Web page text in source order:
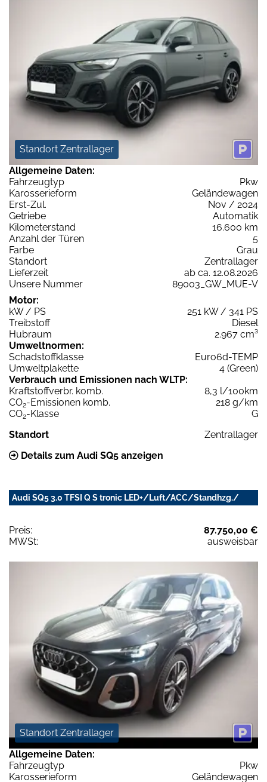
Standort Zentrallager
Allgemeine Daten:
Fahrzeugtyp
Pkw
Karosserieform
Geländewagen
Erst-Zul.
Nov / 2024
Getriebe
Automatik
Kilometerstand
16.600 km
Anzahl der Türen
5
Farbe
Grau
Standort
Zentrallager
Lieferzeit
ab ca. 12.08.2026
Unsere Nummer
89003_GW_MUE-V
Motor:
kW / PS
251 kW / 341 PS
Treibstoff
Diesel
Hubraum
2.967 cm³
Umweltnormen:
Schadstoffklasse
Euro6d-TEMP
Umweltplakette
4 (Green)
Verbrauch und Emissionen nach WLTP:
Kraftstoffverbr. komb.
8,3 l/100km
CO2-Emissionen komb.
218 g/km
CO2-Klasse
G
Standort
Zentrallager
Details zum Audi SQ5 anzeigen
Audi SQ5 3.0 TFSI Q S tronic LED+/Luft/ACC/Standhzg./
Preis:
87.750,00 €
MWSt:
ausweisbar
Standort Zentrallager
Allgemeine Daten:
Fahrzeugtyp
Pkw
Karosserieform
Geländewagen